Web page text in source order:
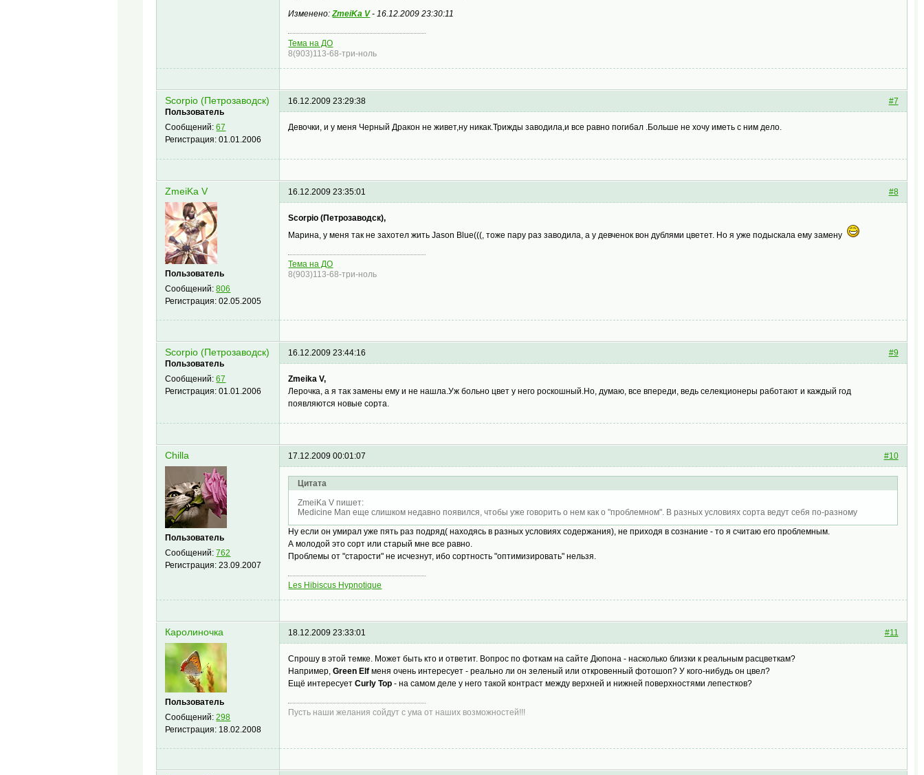
Изменено:ZmeiKa V-16.12.2009 23:30:11
Тема на ДО
8(903)113-68-три-ноль
Scorpio (Петрозаводск)
Пользователь
Сообщений:67
Регистрация:01.01.2006
#7
16.12.2009 23:29:38
Девочки, и у меня Черный Дракон не живет,ну никак.Трижды заводила,и все равно погибал .Больше не хочу иметь с ним дело.
ZmeiKa V
Пользователь
Сообщений:806
Регистрация:02.05.2005
#8
16.12.2009 23:35:01
Scorpio (Петрозаводск),
Марина, у меня так не захотел жить Jason Blue(((, тоже пару раз заводила, а у девченок вон дублями цветет. Но я уже подыскала ему замену
Тема на ДО
8(903)113-68-три-ноль
Scorpio (Петрозаводск)
Пользователь
Сообщений:67
Регистрация:01.01.2006
#9
16.12.2009 23:44:16
Zmeika V,
Лерочка, а я так замены ему и не нашла.Уж больно цвет у него роскошный.Но, думаю, все впереди, ведь селекционеры работают и каждый год
появляются новые сорта.
Chilla
Пользователь
Сообщений:762
Регистрация:23.09.2007
#10
17.12.2009 00:01:07
Цитата
ZmeiKa V пишет:
Medicine Man еще слишком недавно появился, чтобы уже говорить о нем как о "проблемном". В разных условиях сорта ведут себя по-разному
Ну если он умирал уже пять раз подряд( находясь в разных условиях содержания), не приходя в сознание - то я считаю его проблемным.
А молодой это сорт или старый мне все равно.
Проблемы от "старости" не исчезнут, ибо сортность "оптимизировать" нельзя.
Les Hibiscus Hypnotique
Каролиночка
Пользователь
Сообщений:298
Регистрация: 18.02.2008
#11
18.12.2009 23:33:01
Спрошу в этой темке. Может быть кто и ответит. Вопрос по фоткам на сайте Дюпона - насколько близки к реальным расцветкам?
Например,Green Elf меня очень интересует - реально ли он зеленый или откровенный фотошоп? У кого-нибудь он цвел?
Ещё интересуетCurly Top - на самом деле у него такой контраст между верхней и нижней поверхностями лепестков?
Пусть наши желания сойдут с ума от наших возможностей!!!